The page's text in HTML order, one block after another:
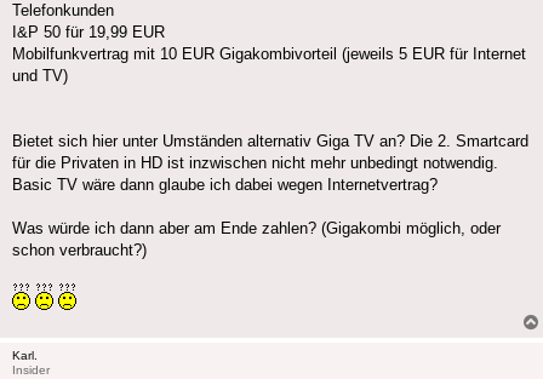
Telefonkunden
I&P 50 für 19,99 EUR
Mobilfunkvertrag mit 10 EUR Gigakombivorteil (jeweils 5 EUR für Internet
und TV)
Bietet sich hier unter Umständen alternativ Giga TV an? Die 2. Smartcard
für die Privaten in HD ist inzwischen nicht mehr unbedingt notwendig.
Basic TV wäre dann glaube ich dabei wegen Internetvertrag?
Was würde ich dann aber am Ende zahlen? (Gigakombi möglich, oder
schon verbraucht?)
Karl.
Insider